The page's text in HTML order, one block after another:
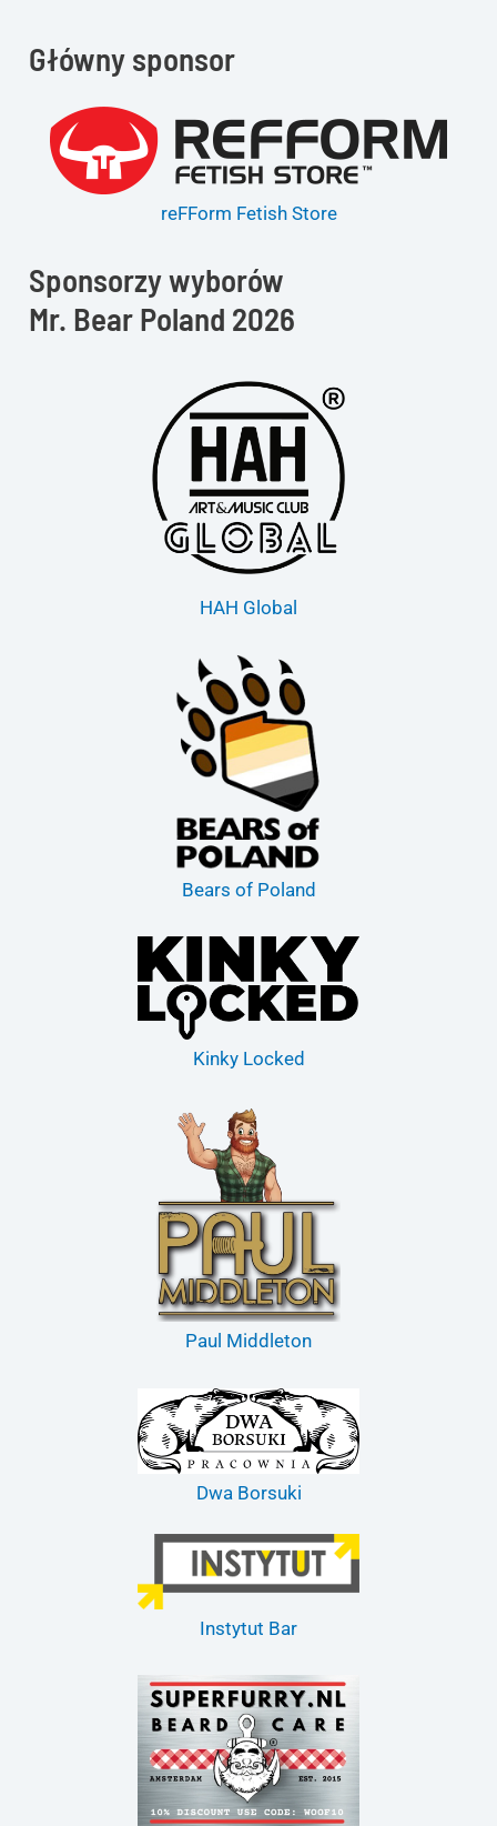
Główny sponsor
reFForm Fetish Store
Sponsorzy wyborów
Mr. Bear Poland 2026
HAH Global
Bears of Poland
Kinky Locked
Paul Middleton
Dwa Borsuki
Instytut Bar